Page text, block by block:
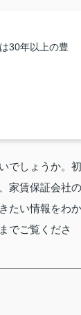
30年以上の豊
でしょうか。初
家賃保証会社の
たい情報をわか
でご覧くださ